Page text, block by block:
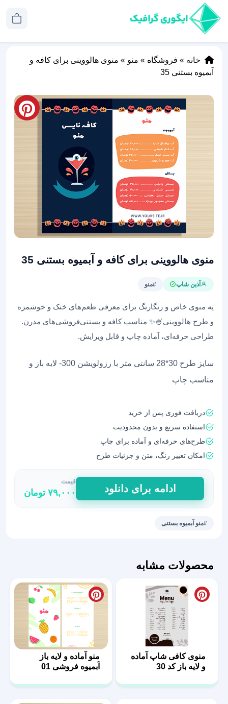
خانه » فروشگاه » منو » منوی هالووینی برای کافه و
آبمیوه بستنی 35
منوی هالووینی برای کافه و آبمیوه بستنی 35
آذین شاپ #منو
یه منوی خاص و رنگارنگ برای معرفی طعم‌های خنک و خوشمزه
و طرح هالووینی🍧✨ مناسب کافه و بستنی‌فروشی‌های مدرن.
طراحی حرفه‌ای، آماده چاپ و قابل ویرایش.
سایز طرح 30*28 سانتی متر با رزولویشن 300- لایه باز و
مناسب چاپ
دریافت فوری پس از خرید
استفاده سریع و بدون محدودیت
طرح‌های حرفه‌ای و آماده برای چاپ
امکان تغییر رنگ، متن و جزئیات طرح
منوی
هالووینی
برای
کافه
35
ادامه برای دانلود
قیمت
۷۹,۰۰۰ تومان
#منو آبمیوه بستنی
محصولات مشابه
منوی کافی شاپ آماده
و لایه باز کد 30
منو آماده و لایه باز
آبمیوه فروشی 01